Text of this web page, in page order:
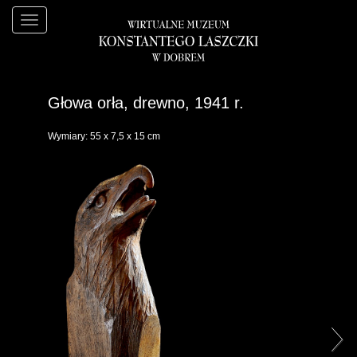
Głowa orła, drewno, 1941 r.
Wymiary: 55 x 7,5 x 15 cm